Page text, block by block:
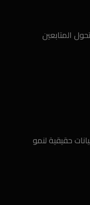
المتابعين
حقيقية لنمو